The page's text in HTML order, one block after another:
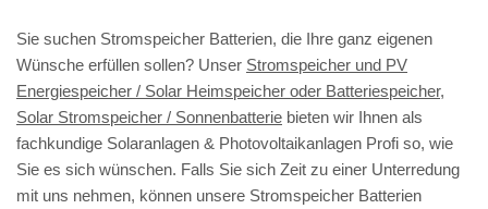
Sie suchen Stromspeicher Batterien, die Ihre ganz eigenen
Wünsche erfüllen sollen? Unser Stromspeicher und PV
Energiespeicher / Solar Heimspeicher oder Batteriespeicher,
Solar Stromspeicher / Sonnenbatterie bieten wir Ihnen als
fachkundige Solaranlagen & Photovoltaikanlagen Profi so, wie
Sie es sich wünschen. Falls Sie sich Zeit zu einer Unterredung
mit uns nehmen, können unsere Stromspeicher Batterien